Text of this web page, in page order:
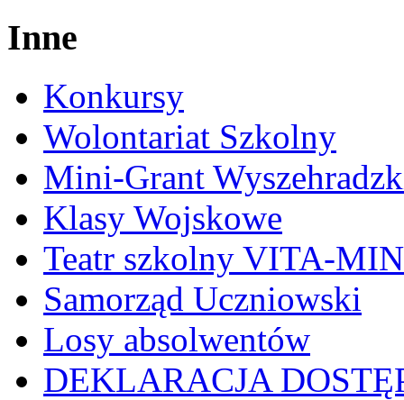
Inne
Konkursy
Wolontariat Szkolny
Mini-Grant
Klasy Wojskowe
Teatr szkolny VITA-
Samorząd Uczniowski
Losy absolwentów
DEKLARACJA